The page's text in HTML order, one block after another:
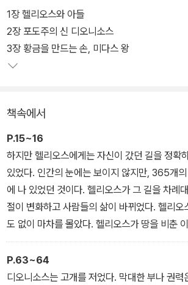
영향을 준 서양 문화의 원형으로 손꼽힌다. 그 상
이 지난 지금까지 이어지면서 수많은 미디어에
다.
론이고 신화의 기원과 전승 과정을 친절한 주석
는 수많은 판본 비교 과정에서 발견한 다양한 관
여 책 읽기의 즐거움뿐만 아니라 지적 고양감까
1장 헬리오스와 아들
2장 포도주의 신 디오니소스
3장 황금을 만드는 손, 미다스 왕
책속에서
P.15~16
하지만 헬리오스에게는 자신이 갔던 길을 정확
있었다. 인간의 눈에는 보이지 않지만, 365개
에 나 있었던 것이다. 헬리오스가 그 길을 차례
절이 변화하고 사람들의 삶이 바뀌었다. 헬리오
도 없이 마차를 몰았다. 헬리오스가 땅을 비춘
일어나지 않았다. 무시무시한 별자리 속 괴물들
차가 지나갈 때는 감히 가까이 다가가지 못했다.
뜨거운 태양열에 홀라당 타버릴 수도 있었기 때
P.63~64
디오니소스는 고개를 저었다. 막대한 부나 권력